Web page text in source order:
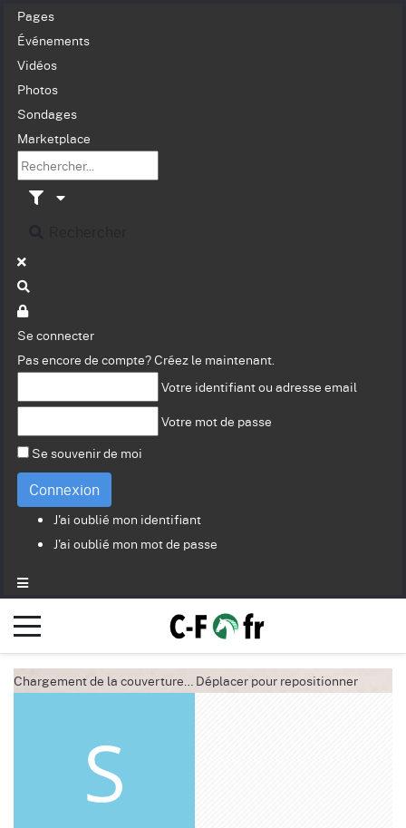
Pages
Événements
Vidéos
Photos
Sondages
Marketplace
Se connecter
Pas encore de compte? Créez le maintenant.
Votre identifiant ou adresse email
Votre mot de passe
Se souvenir de moi
Connexion
J'ai oublié mon identifiant
J'ai oublié mon mot de passe
Chargement de la couverture… Déplacer pour repositionner